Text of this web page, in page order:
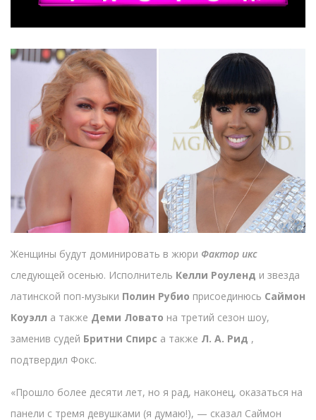
Женщины будут доминировать в жюри Фактор икс
следующей осенью. Исполнитель Келли Роуленд и звезда
латинской поп-музыки Полин Рубио присоединюсь Саймон
Коуэлл а также Деми Ловато на третий сезон шоу,
заменив судей Бритни Спирс а также Л. А. Рид ,
подтвердил Фокс.
«Прошло более десяти лет, но я рад, наконец, оказаться на
панели с тремя девушками (я думаю!), — сказал Саймон